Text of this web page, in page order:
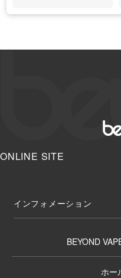
ONLINE SITE
インフォメーション
BEYOND
ホー